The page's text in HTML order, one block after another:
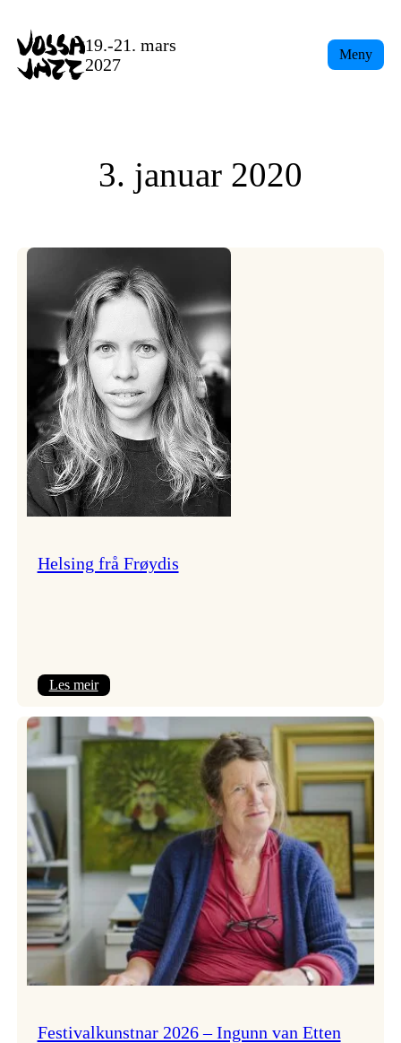
content
19.-21. mars
2027
Meny
3. januar 2020
Helsing frå Frøydis
Les meir:
frå
Frøydis
Festivalkunstnar 2026 – Ingunn van Etten